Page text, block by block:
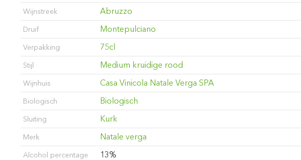
Wijnstreek Abruzzo
Druif Montepulciano
Verpakking 75cl
Stijl Medium kruidige rood
Wijnhuis Casa Vinicola Natale Verga SPA
Biologisch Biologisch
Sluiting Kurk
Merk Natale verga
Alcohol percentage 13%